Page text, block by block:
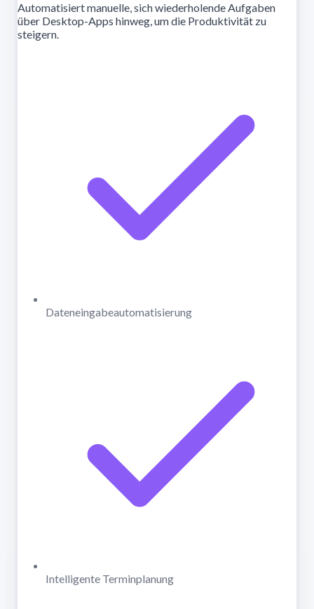
Automatisiert manuelle, sich wiederholende Aufgaben
über Desktop-Apps hinweg, um die Produktivität zu
steigern.
Dateneingabeautomatisierung
Intelligente Terminplanung